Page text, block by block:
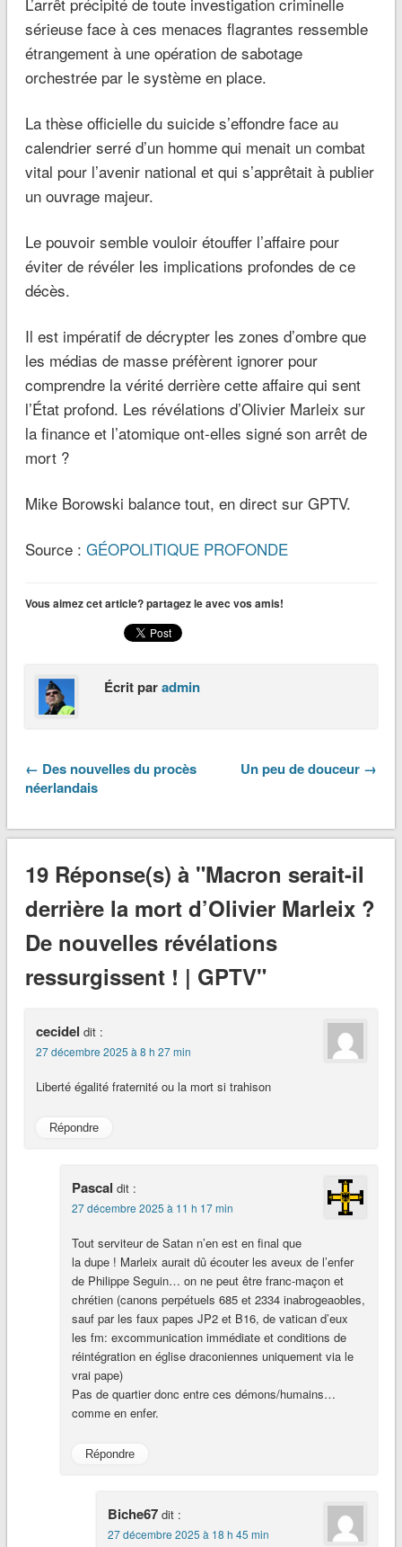
sérieuse face à ces menaces flagrantes ressemble
étrangement à une opération de sabotage
orchestrée par le système en place.
La thèse officielle du suicide s’effondre face au
calendrier serré d’un homme qui menait un combat
vital pour l’avenir national et qui s’apprêtait à publier
un ouvrage majeur.
Le pouvoir semble vouloir étouffer l’affaire pour
éviter de révéler les implications profondes de ce
décès.
Il est impératif de décrypter les zones d’ombre que
les médias de masse préfèrent ignorer pour
comprendre la vérité derrière cette affaire qui sent
l’État profond. Les révélations d’Olivier Marleix sur
la finance et l’atomique ont-elles signé son arrêt de
mort ?
Mike Borowski balance tout, en direct sur GPTV.
Source : GÉOPOLITIQUE PROFONDE
Vous aimez cet article? partagez le avec vos amis!
Écrit paradmin
← Des nouvelles du procès
néerlandais
Un peu de douceur →
19 Réponse(s) à "Macron serait-il
derrière la mort d’Olivier Marleix ?
De nouvelles révélations
ressurgissent ! | GPTV"
cecidel dit :
27 décembre 2025 à 8 h 27 min
Liberté égalité fraternité ou la mort si trahison
Répondre
Pascal dit :
27 décembre 2025 à 11 h 17 min
Tout serviteur de Satan n’en est en final que
la dupe ! Marleix aurait dû écouter les aveux de l’enfer
de Philippe Seguin… on ne peut être franc-maçon et
chrétien (canons perpétuels 685 et 2334 inabrogeaobles,
sauf par les faux papes JP2 et B16, de vatican d’eux
les fm: excommunication immédiate et conditions de
réintégration en église draconiennes uniquement via le
vrai pape)
Pas de quartier donc entre ces démons/humains…
comme en enfer.
Répondre
Biche67 dit :
27 décembre 2025 à 18 h 45 min